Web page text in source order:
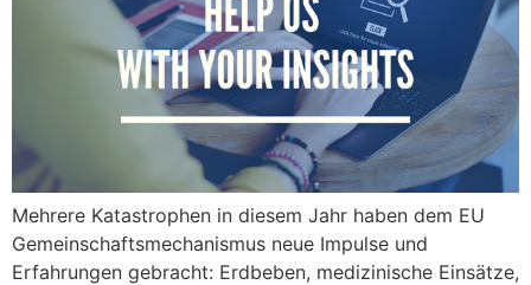
Mehrere Katastrophen in diesem Jahr haben dem EU
Gemeinschaftsmechanismus neue Impulse und
Erfahrungen gebracht: Erdbeben, medizinische Einsätze,